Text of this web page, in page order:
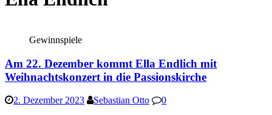
Gewinnspiele
Am 22. Dezember kommt Ella Endlich mit
Weihnachtskonzert in die Passionskirche
2. Dezember 2023 Sebastian Otto
0